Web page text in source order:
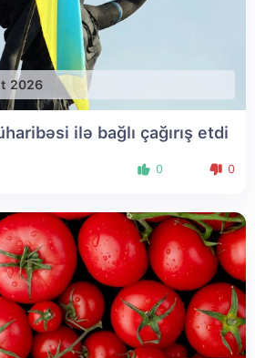
2026
ilə bağlı çağırış etdi
0 0